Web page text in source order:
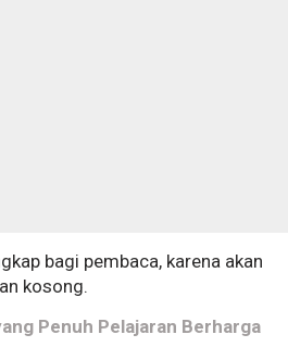
bagi pembaca, karena akan
kosong.
Penuh Pelajaran Berharga